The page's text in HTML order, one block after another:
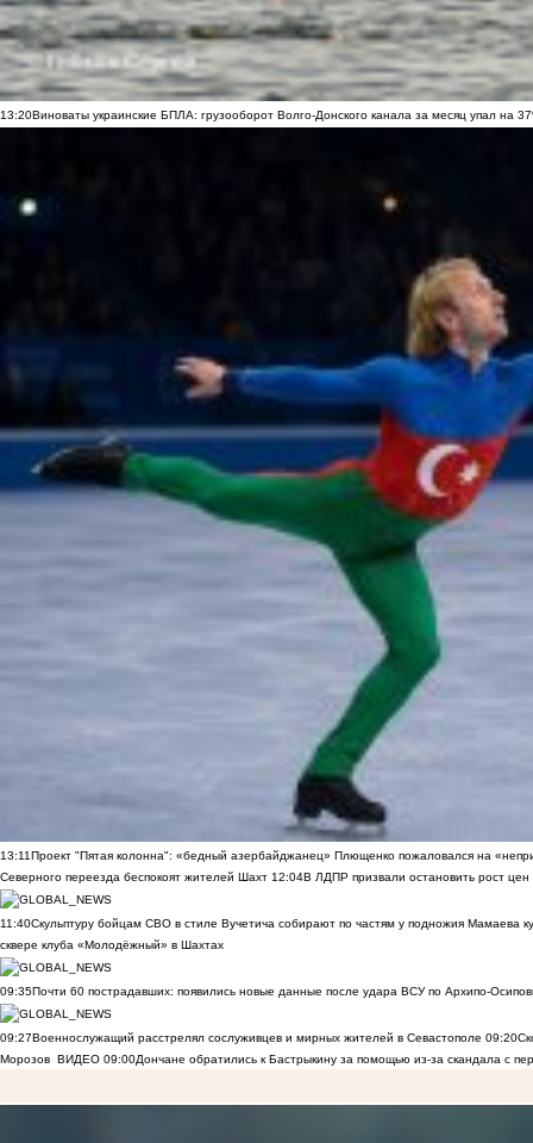
13:20Виноваты украинские БПЛА: грузооборот Волго-Донского канала за месяц упал на
13:11Проект "Пятая колонна": «бедный азербайджанец» Плющенко пожаловался на
Северного переезда беспокоят жителей Шахт 12:04В ЛДПР призвали остановить рост цен
11:40Скульптуру бойцам СВО в стиле Вучетича собирают по частям у подножия Мамаева
сквере клуба «Молодёжный» в Шахтах
09:35Почти 60 пострадавших: появились новые данные после удара ВСУ по Архипо-
09:27Военнослужащий расстрелял сослуживцев и мирных жителей в Севастополе 09:20
Морозов ВИДЕО 09:00Дончане обратились к Бастрыкину за помощью из-за скандала с